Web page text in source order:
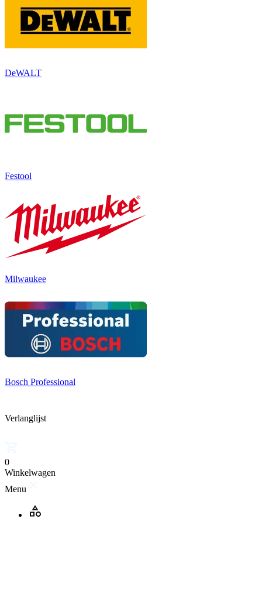
DeWALT
Festool
Milwaukee
Bosch Professional
Verlanglijst
0
Winkelwagen
Menu